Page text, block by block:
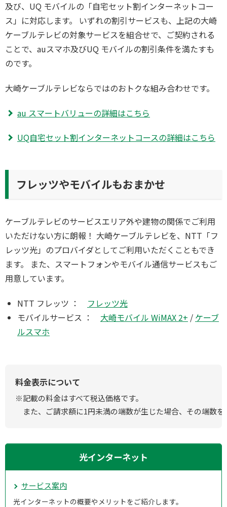
及び、UQ モバイルの「自宅セット割インターネットコー
ス」に対応します。 いずれの割引サービスも、上記の大崎
ケーブルテレビの対象サービスを組合せで、ご契約される
ことで、auスマホ及びUQ モバイルの割引条件を満たすも
のです。
大崎ケーブルテレビならではのおトクな組み合わせです。
au スマートバリューの詳細はこちら
UQ自宅セット割インターネットコースの詳細はこちら
フレッツやモバイルもおまかせ
ケーブルテレビのサービスエリア外や建物の関係でご利用
いただけない方に朗報！ 大崎ケーブルテレビを、NTT「フ
レッツ光」のプロバイダとしてご利用いただくこともでき
ます。 また、スマートフォンやモバイル通信サービスもご
用意しています。
NTT フレッツ ： フレッツ光
モバイルサービス ： 大崎モバイル WiMAX 2+ / ケーブ
ルスマホ
料金表示について
※記載の料金はすべて税込価格です。
また、ご請求額に1円未満の端数が生じた場合、その端数
光インターネット
サービス案内
光インターネットの概要やメリットをご紹介します。